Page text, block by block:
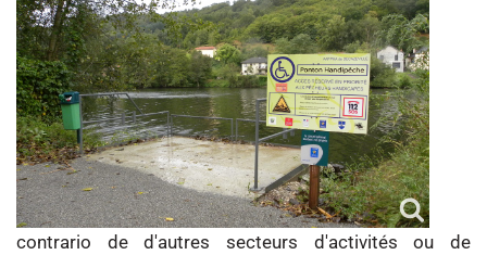
contrario de d'autres secteurs d'activités ou de